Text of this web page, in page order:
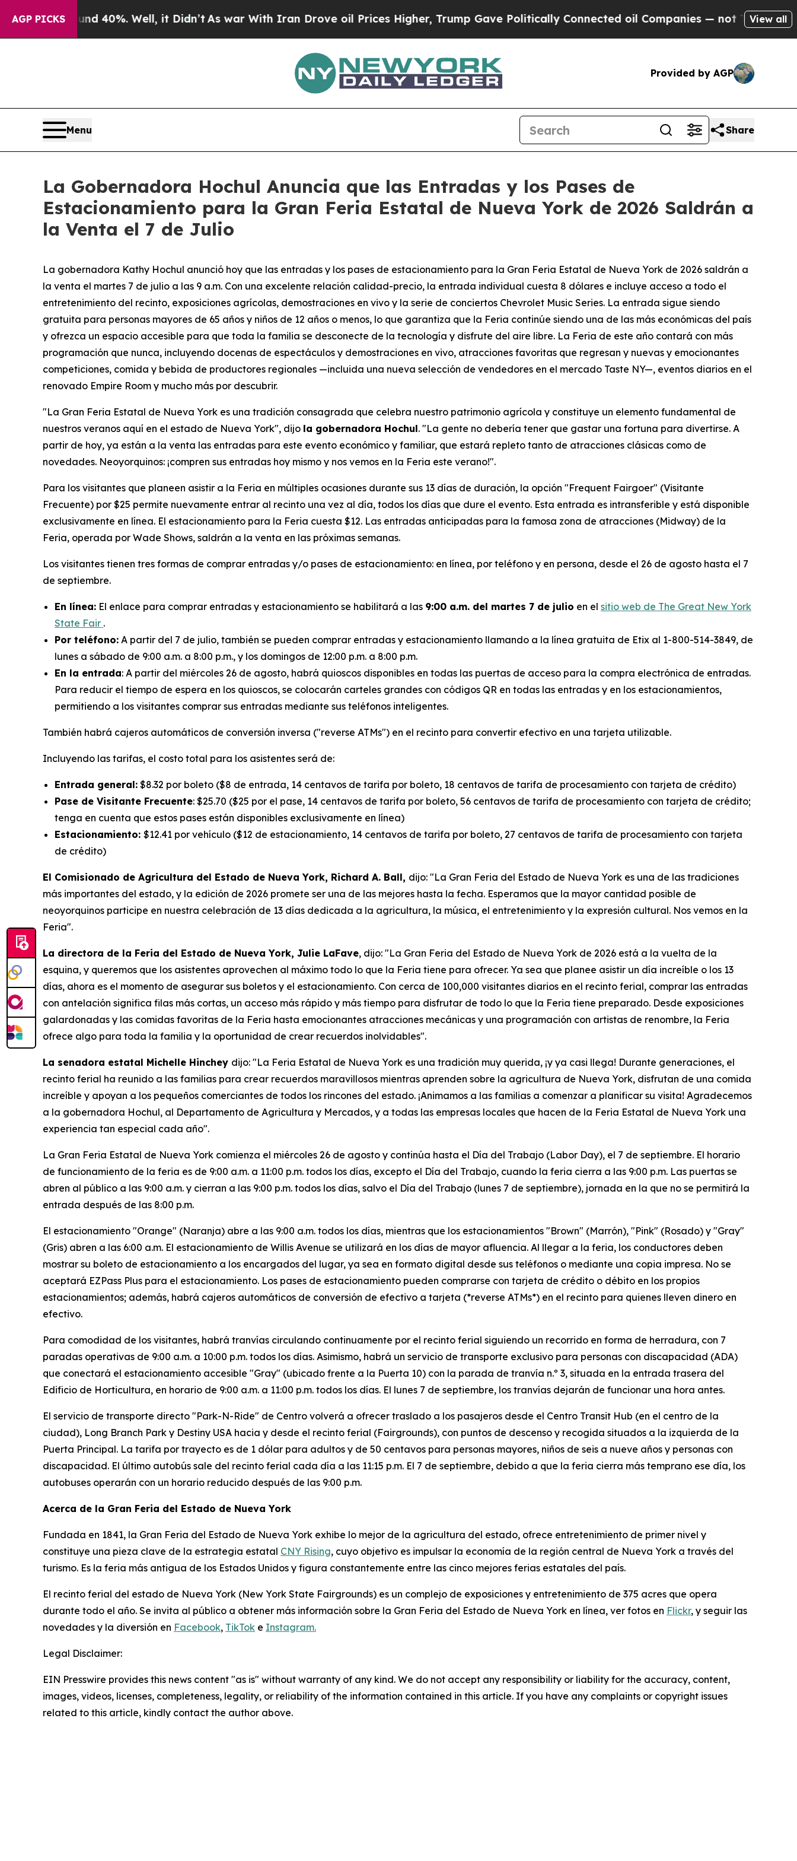
AGP PICKS
40%. Well, it Didn’tAs war With Iran Drove oil Prices Higher, Trump Gave Politically Connected oil Companies — not Taxpayers — theView all
Provided by AGP
Menu Share
La Gobernadora Hochul Anuncia que las Entradas y los Pases de
Estacionamiento para la Gran Feria Estatal de Nueva York de 2026 Saldrán a
la Venta el 7 de Julio
La gobernadora Kathy Hochul anunció hoy que las entradas y los pases de estacionamiento para la Gran Feria Estatal de Nueva York de 2026 saldrán a
la venta el martes 7 de julio a las 9 a.m. Con una excelente relación calidad-precio, la entrada individual cuesta 8 dólares e incluye acceso a todo el
entretenimiento del recinto, exposiciones agrícolas, demostraciones en vivo y la serie de conciertos Chevrolet Music Series. La entrada sigue siendo
gratuita para personas mayores de 65 años y niños de 12 años o menos, lo que garantiza que la Feria continúe siendo una de las más económicas del país
y ofrezca un espacio accesible para que toda la familia se desconecte de la tecnología y disfrute del aire libre. La Feria de este año contará con más
programación que nunca, incluyendo docenas de espectáculos y demostraciones en vivo, atracciones favoritas que regresan y nuevas y emocionantes
competiciones, comida y bebida de productores regionales —incluida una nueva selección de vendedores en el mercado Taste NY—, eventos diarios en el
renovado Empire Room y mucho más por descubrir.
"La Gran Feria Estatal de Nueva York es una tradición consagrada que celebra nuestro patrimonio agrícola y constituye un elemento fundamental de
nuestros veranos aquí en el estado de Nueva York", dijo la gobernadora Hochul. "La gente no debería tener que gastar una fortuna para divertirse. A
partir de hoy, ya están a la venta las entradas para este evento económico y familiar, que estará repleto tanto de atracciones clásicas como de
novedades. Neoyorquinos: ¡compren sus entradas hoy mismo y nos vemos en la Feria este verano!".
Para los visitantes que planeen asistir a la Feria en múltiples ocasiones durante sus 13 días de duración, la opción "Frequent Fairgoer" (Visitante
Frecuente) por $25 permite nuevamente entrar al recinto una vez al día, todos los días que dure el evento. Esta entrada es intransferible y está disponible
exclusivamente en línea. El estacionamiento para la Feria cuesta $12. Las entradas anticipadas para la famosa zona de atracciones (Midway) de la
Feria, operada por Wade Shows, saldrán a la venta en las próximas semanas.
Los visitantes tienen tres formas de comprar entradas y/o pases de estacionamiento: en línea, por teléfono y en persona, desde el 26 de agosto hasta el 7
de septiembre.
En línea: El enlace para comprar entradas y estacionamiento se habilitará a las 9:00 a.m. del martes 7 de julio en el sitio web de The Great New York
State Fair .
Por teléfono: A partir del 7 de julio, también se pueden comprar entradas y estacionamiento llamando a la línea gratuita de Etix al 1-800-514-3849, de
lunes a sábado de 9:00 a.m. a 8:00 p.m., y los domingos de 12:00 p.m. a 8:00 p.m.
En la entrada: A partir del miércoles 26 de agosto, habrá quioscos disponibles en todas las puertas de acceso para la compra electrónica de entradas.
Para reducir el tiempo de espera en los quioscos, se colocarán carteles grandes con códigos QR en todas las entradas y en los estacionamientos,
permitiendo a los visitantes comprar sus entradas mediante sus teléfonos inteligentes.
También habrá cajeros automáticos de conversión inversa ("reverse ATMs") en el recinto para convertir efectivo en una tarjeta utilizable.
Incluyendo las tarifas, el costo total para los asistentes será de:
Entrada general: $8.32 por boleto ($8 de entrada, 14 centavos de tarifa por boleto, 18 centavos de tarifa de procesamiento con tarjeta de crédito)
Pase de Visitante Frecuente: $25.70 ($25 por el pase, 14 centavos de tarifa por boleto, 56 centavos de tarifa de procesamiento con tarjeta de crédito;
tenga en cuenta que estos pases están disponibles exclusivamente en línea)
Estacionamiento: $12.41 por vehículo ($12 de estacionamiento, 14 centavos de tarifa por boleto, 27 centavos de tarifa de procesamiento con tarjeta
de crédito)
El Comisionado de Agricultura del Estado de Nueva York, Richard A. Ball, dijo: "La Gran Feria del Estado de Nueva York es una de las tradiciones
más importantes del estado, y la edición de 2026 promete ser una de las mejores hasta la fecha. Esperamos que la mayor cantidad posible de
neoyorquinos participe en nuestra celebración de 13 días dedicada a la agricultura, la música, el entretenimiento y la expresión cultural. Nos vemos en la
Feria".
La directora de la Feria del Estado de Nueva York, Julie LaFave, dijo: "La Gran Feria del Estado de Nueva York de 2026 está a la vuelta de la
esquina, y queremos que los asistentes aprovechen al máximo todo lo que la Feria tiene para ofrecer. Ya sea que planee asistir un día increíble o los 13
días, ahora es el momento de asegurar sus boletos y el estacionamiento. Con cerca de 100,000 visitantes diarios en el recinto ferial, comprar las entradas
con antelación significa filas más cortas, un acceso más rápido y más tiempo para disfrutar de todo lo que la Feria tiene preparado. Desde exposiciones
galardonadas y las comidas favoritas de la Feria hasta emocionantes atracciones mecánicas y una programación con artistas de renombre, la Feria
ofrece algo para toda la familia y la oportunidad de crear recuerdos inolvidables".
La senadora estatal Michelle Hinchey dijo: "La Feria Estatal de Nueva York es una tradición muy querida, ¡y ya casi llega! Durante generaciones, el
recinto ferial ha reunido a las familias para crear recuerdos maravillosos mientras aprenden sobre la agricultura de Nueva York, disfrutan de una comida
increíble y apoyan a los pequeños comerciantes de todos los rincones del estado. ¡Animamos a las familias a comenzar a planificar su visita! Agradecemos
a la gobernadora Hochul, al Departamento de Agricultura y Mercados, y a todas las empresas locales que hacen de la Feria Estatal de Nueva York una
experiencia tan especial cada año".
La Gran Feria Estatal de Nueva York comienza el miércoles 26 de agosto y continúa hasta el Día del Trabajo (Labor Day), el 7 de septiembre. El horario
de funcionamiento de la feria es de 9:00 a.m. a 11:00 p.m. todos los días, excepto el Día del Trabajo, cuando la feria cierra a las 9:00 p.m. Las puertas se
abren al público a las 9:00 a.m. y cierran a las 9:00 p.m. todos los días, salvo el Día del Trabajo (lunes 7 de septiembre), jornada en la que no se permitirá la
entrada después de las 8:00 p.m.
El estacionamiento "Orange" (Naranja) abre a las 9:00 a.m. todos los días, mientras que los estacionamientos "Brown" (Marrón), "Pink" (Rosado) y "Gray"
(Gris) abren a las 6:00 a.m. El estacionamiento de Willis Avenue se utilizará en los días de mayor afluencia. Al llegar a la feria, los conductores deben
mostrar su boleto de estacionamiento a los encargados del lugar, ya sea en formato digital desde sus teléfonos o mediante una copia impresa. No se
aceptará EZPass Plus para el estacionamiento. Los pases de estacionamiento pueden comprarse con tarjeta de crédito o débito en los propios
estacionamientos; además, habrá cajeros automáticos de conversión de efectivo a tarjeta (*reverse ATMs*) en el recinto para quienes lleven dinero en
efectivo.
Para comodidad de los visitantes, habrá tranvías circulando continuamente por el recinto ferial siguiendo un recorrido en forma de herradura, con 7
paradas operativas de 9:00 a.m. a 10:00 p.m. todos los días. Asimismo, habrá un servicio de transporte exclusivo para personas con discapacidad (ADA)
que conectará el estacionamiento accesible "Gray" (ubicado frente a la Puerta 10) con la parada de tranvía n.º 3, situada en la entrada trasera del
Edificio de Horticultura, en horario de 9:00 a.m. a 11:00 p.m. todos los días. El lunes 7 de septiembre, los tranvías dejarán de funcionar una hora antes.
El servicio de transporte directo "Park-N-Ride" de Centro volverá a ofrecer traslado a los pasajeros desde el Centro Transit Hub (en el centro de la
ciudad), Long Branch Park y Destiny USA hacia y desde el recinto ferial (Fairgrounds), con puntos de descenso y recogida situados a la izquierda de la
Puerta Principal. La tarifa por trayecto es de 1 dólar para adultos y de 50 centavos para personas mayores, niños de seis a nueve años y personas con
discapacidad. El último autobús sale del recinto ferial cada día a las 11:15 p.m. El 7 de septiembre, debido a que la feria cierra más temprano ese día, los
autobuses operarán con un horario reducido después de las 9:00 p.m.
Acerca de la Gran Feria del Estado de Nueva York
Fundada en 1841, la Gran Feria del Estado de Nueva York exhibe lo mejor de la agricultura del estado, ofrece entretenimiento de primer nivel y
constituye una pieza clave de la estrategia estatal CNY Rising, cuyo objetivo es impulsar la economía de la región central de Nueva York a través del
turismo. Es la feria más antigua de los Estados Unidos y figura constantemente entre las cinco mejores ferias estatales del país.
El recinto ferial del estado de Nueva York (New York State Fairgrounds) es un complejo de exposiciones y entretenimiento de 375 acres que opera
durante todo el año. Se invita al público a obtener más información sobre la Gran Feria del Estado de Nueva York en línea, ver fotos en Flickr, y seguir las
novedades y la diversión en Facebook, TikTok e Instagram.
Legal Disclaimer:
EIN Presswire provides this news content "as is" without warranty of any kind. We do not accept any responsibility or liability for the accuracy, content,
images, videos, licenses, completeness, legality, or reliability of the information contained in this article. If you have any complaints or copyright issues
related to this article, kindly contact the author above.